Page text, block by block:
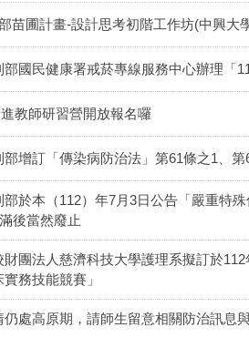
苗圃計畫-設計思考初階工作坊(中興大
部國民健康署戒菸專線服務中心辦理「
教師研習營開放報名囉
部增訂「傳染病防治法」第61條之1、
部於本（112）年7月3日公告「嚴重特
後當然廢止
財團法人慈濟科技大學護理系擬訂於
務技能競賽」
仍處高原期，請師生留意相關防治訊息